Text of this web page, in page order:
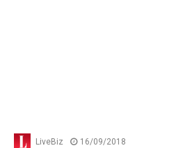
LiveBiz 16/09/2018